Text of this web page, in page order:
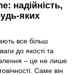
надійність,
яких
все більш
до якості та
– це не лише
Саме він